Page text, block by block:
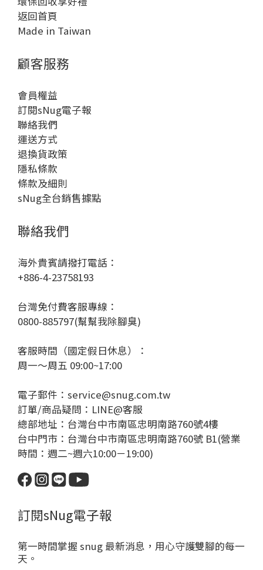
返回首頁
Made in Taiwan
顧客服務
會員權益
訂閱sNug電子報
聯絡我們
運送方式
退換貨政策
隱私條款
條款及細則
sNug全台銷售據點
聯絡我們
海外貴賓請撥打電話：
+886-4-23758193
台灣免付費客服專線：
0800-885797(幫幫我除腳臭)
客服時間（國定假日休息）：
周一～周五 09:00~17:00
電子郵件：service@snug.com.tw
訂單/商品疑問： LINE@客服
總部地址：台灣台中市南區忠明南路760號4樓
台中門市：台灣台中市南區忠明南路760號 B1(營業
時間：週二~週六10:00－19:00)
訂閱sNug電子報
第一時間掌握 snug 最新消息，用心守護雙腳的每一
天。